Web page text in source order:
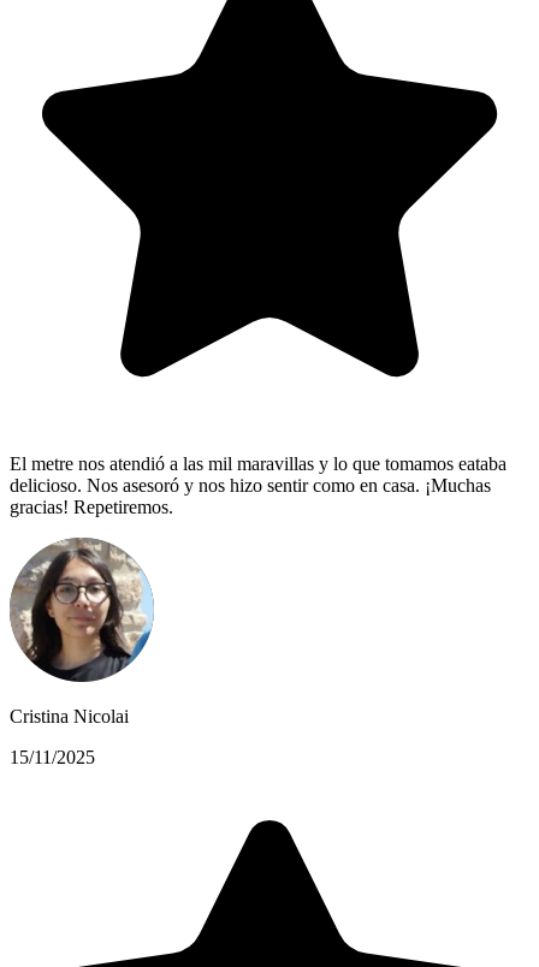
El metre nos atendió a las mil maravillas y lo que tomamos eataba
delicioso. Nos asesoró y nos hizo sentir como en casa. ¡Muchas
gracias! Repetiremos.
Cristina Nicolai
15/11/2025